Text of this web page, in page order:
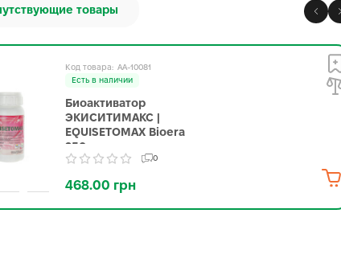
товары
AA-10081
Есть в наличии
Биоактиватор
ЭКИСИТИМАКС |
EQUISETOMAX Bioera
250 мл
0
468.00 грн